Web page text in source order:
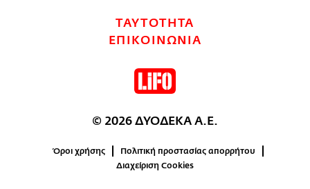
ΤΑΥΤΟΤΗΤΑ
ΕΠΙΚΟΙΝΩΝΙΑ
© 2026 ΔΥΟΔΕΚΑ Α.Ε.
Όροι χρήσης
Πολιτική προστασίας απορρήτου
Διαχείριση Cookies